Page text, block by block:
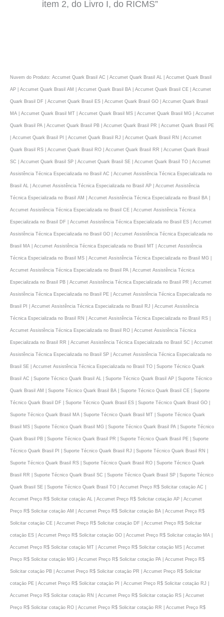
item 2, do Livro I, do RICMS”
Nuvem do Produto: Accumet Quark Brasil AC | Accumet Quark Brasil AL | Accumet Quark Brasil
AP | Accumet Quark Brasil AM | Accumet Quark Brasil BA | Accumet Quark Brasil CE | Accumet
Quark Brasil DF | Accumet Quark Brasil ES | Accumet Quark Brasil GO | Accumet Quark Brasil
MA | Accumet Quark Brasil MT | Accumet Quark Brasil MS | Accumet Quark Brasil MG | Accumet
Quark Brasil PA | Accumet Quark Brasil PB | Accumet Quark Brasil PR | Accumet Quark Brasil PE
| Accumet Quark Brasil PI | Accumet Quark Brasil RJ | Accumet Quark Brasil RN | Accumet
Quark Brasil RS | Accumet Quark Brasil RO | Accumet Quark Brasil RR | Accumet Quark Brasil
SC | Accumet Quark Brasil SP | Accumet Quark Brasil SE | Accumet Quark Brasil TO | Accumet
Assistência Técnica Especializada no Brasil AC | Accumet Assistência Técnica Especializada no
Brasil AL | Accumet Assistência Técnica Especializada no Brasil AP | Accumet Assistência
Técnica Especializada no Brasil AM | Accumet Assistência Técnica Especializada no Brasil BA |
Accumet Assistência Técnica Especializada no Brasil CE | Accumet Assistência Técnica
Especializada no Brasil DF | Accumet Assistência Técnica Especializada no Brasil ES | Accumet
Assistência Técnica Especializada no Brasil GO | Accumet Assistência Técnica Especializada no
Brasil MA | Accumet Assistência Técnica Especializada no Brasil MT | Accumet Assistência
Técnica Especializada no Brasil MS | Accumet Assistência Técnica Especializada no Brasil MG |
Accumet Assistência Técnica Especializada no Brasil PA | Accumet Assistência Técnica
Especializada no Brasil PB | Accumet Assistência Técnica Especializada no Brasil PR | Accumet
Assistência Técnica Especializada no Brasil PE | Accumet Assistência Técnica Especializada no
Brasil PI | Accumet Assistência Técnica Especializada no Brasil RJ | Accumet Assistência
Técnica Especializada no Brasil RN | Accumet Assistência Técnica Especializada no Brasil RS |
Accumet Assistência Técnica Especializada no Brasil RO | Accumet Assistência Técnica
Especializada no Brasil RR | Accumet Assistência Técnica Especializada no Brasil SC | Accumet
Assistência Técnica Especializada no Brasil SP | Accumet Assistência Técnica Especializada no
Brasil SE | Accumet Assistência Técnica Especializada no Brasil TO | Suporte Técnico Quark
Brasil AC | Suporte Técnico Quark Brasil AL | Suporte Técnico Quark Brasil AP | Suporte Técnico
Quark Brasil AM | Suporte Técnico Quark Brasil BA | Suporte Técnico Quark Brasil CE | Suporte
Técnico Quark Brasil DF | Suporte Técnico Quark Brasil ES | Suporte Técnico Quark Brasil GO |
Suporte Técnico Quark Brasil MA | Suporte Técnico Quark Brasil MT | Suporte Técnico Quark
Brasil MS | Suporte Técnico Quark Brasil MG | Suporte Técnico Quark Brasil PA | Suporte Técnico
Quark Brasil PB | Suporte Técnico Quark Brasil PR | Suporte Técnico Quark Brasil PE | Suporte
Técnico Quark Brasil PI | Suporte Técnico Quark Brasil RJ | Suporte Técnico Quark Brasil RN |
Suporte Técnico Quark Brasil RS | Suporte Técnico Quark Brasil RO | Suporte Técnico Quark
Brasil RR | Suporte Técnico Quark Brasil SC | Suporte Técnico Quark Brasil SP | Suporte Técnico
Quark Brasil SE | Suporte Técnico Quark Brasil TO | Accumet Preço R$ Solicitar cotaçāo AC |
Accumet Preço R$ Solicitar cotaçāo AL | Accumet Preço R$ Solicitar cotaçāo AP | Accumet
Preço R$ Solicitar cotaçāo AM | Accumet Preço R$ Solicitar cotaçāo BA | Accumet Preço R$
Solicitar cotaçāo CE | Accumet Preço R$ Solicitar cotaçāo DF | Accumet Preço R$ Solicitar
cotaçāo ES | Accumet Preço R$ Solicitar cotaçāo GO | Accumet Preço R$ Solicitar cotaçāo MA |
Accumet Preço R$ Solicitar cotaçāo MT | Accumet Preço R$ Solicitar cotaçāo MS | Accumet
Preço R$ Solicitar cotaçāo MG | Accumet Preço R$ Solicitar cotaçāo PA | Accumet Preço R$
Solicitar cotaçāo PB | Accumet Preço R$ Solicitar cotaçāo PR | Accumet Preço R$ Solicitar
cotaçāo PE | Accumet Preço R$ Solicitar cotaçāo PI | Accumet Preço R$ Solicitar cotaçāo RJ |
Accumet Preço R$ Solicitar cotaçāo RN | Accumet Preço R$ Solicitar cotaçāo RS | Accumet
Preço R$ Solicitar cotaçāo RO | Accumet Preço R$ Solicitar cotaçāo RR | Accumet Preço R$